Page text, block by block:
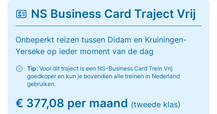
NS Business Card Traject Vrij
Onbeperkt reizen tussen Didam en Kruiningen-
Yerseke op ieder moment van de dag
Tip: Voor dit traject is een NS-Business Card Trein Vrij
goedkoper en kun je bovendien alle treinen in Nederland
gebruiken.
€ 377,08 per maand (tweede klas)